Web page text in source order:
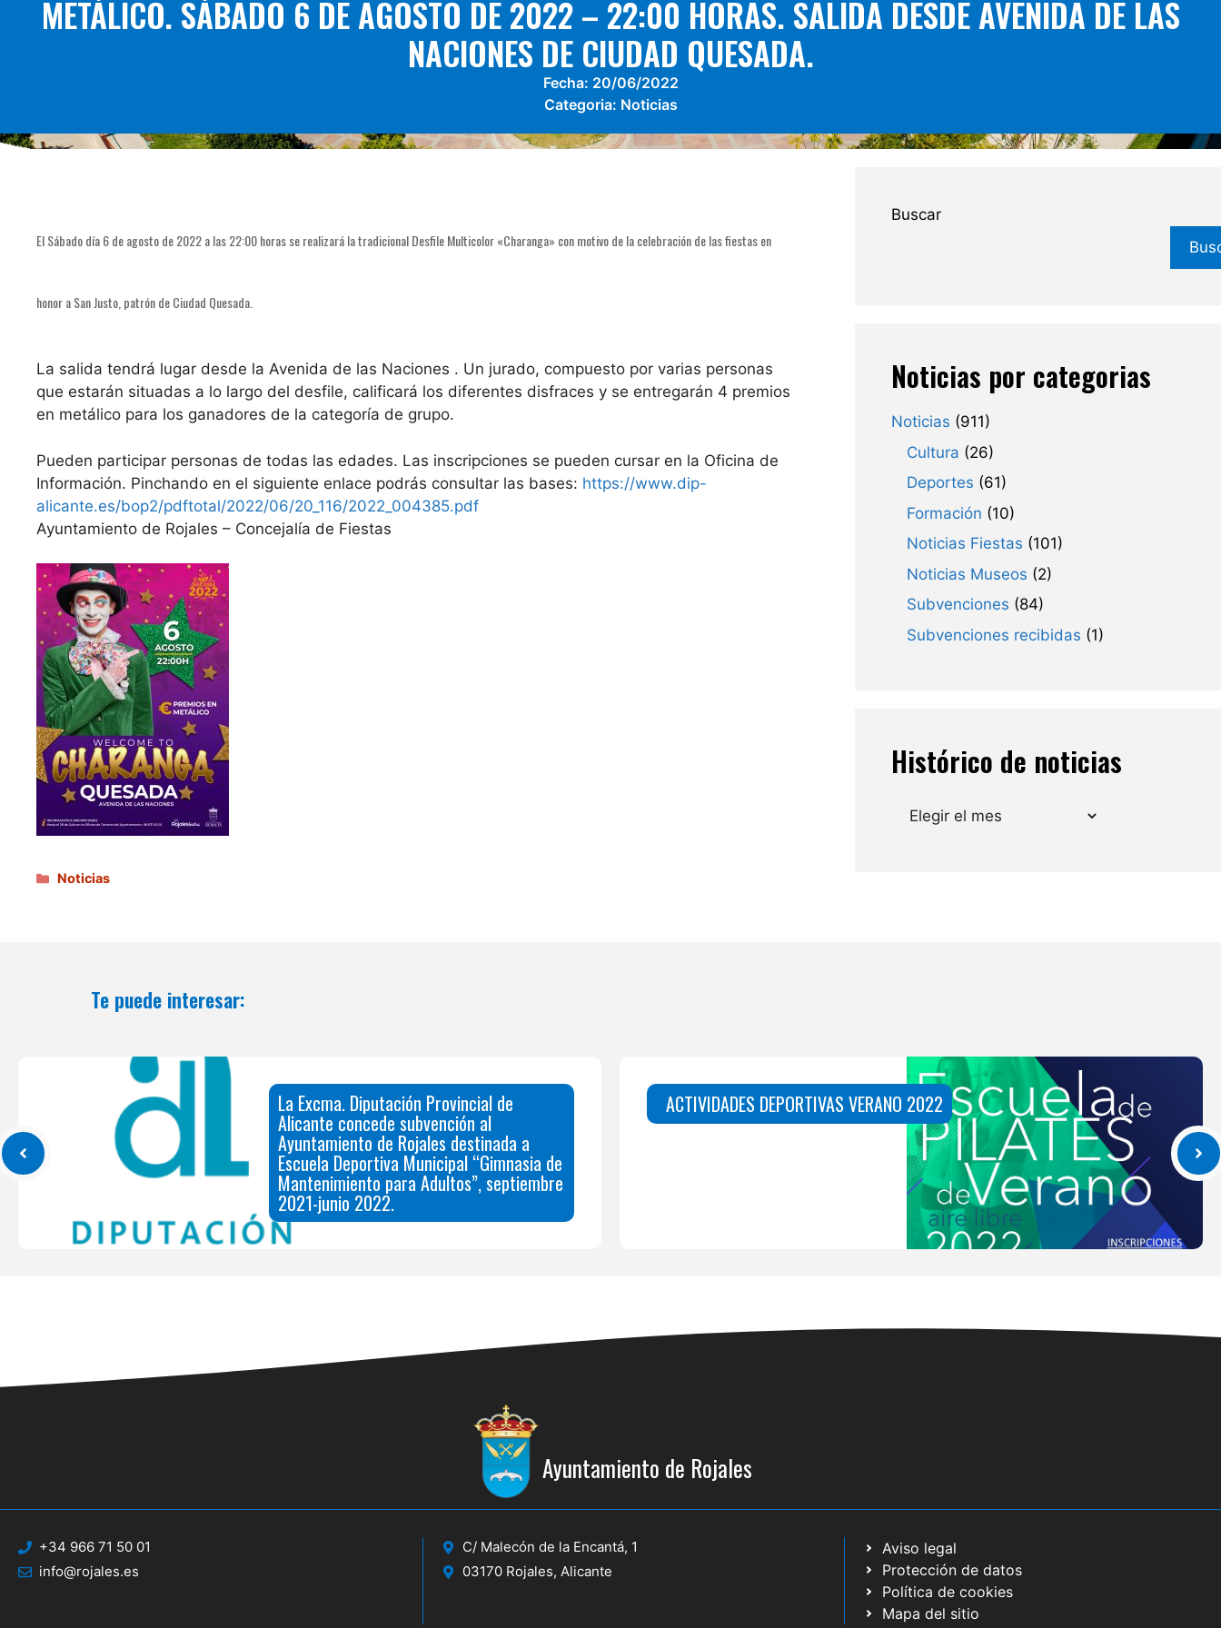
METÁLICO. SÁBADO 6 DE AGOSTO DE 2022 – 22:00 HORAS. SALIDA DESDE AVENIDA DE LAS
NACIONES DE CIUDAD QUESADA.
Fecha: 20/06/2022
Categoria: Noticias
El Sábado día 6 de agosto de 2022 a las 22:00 horas se realizará la tradicional Desfile Multicolor «Charanga» con motivo de la celebración de las fiestas en
honor a San Justo, patrón de Ciudad Quesada.
La salida tendrá lugar desde la Avenida de las Naciones . Un jurado, compuesto por varias personas
que estarán situadas a lo largo del desfile, calificará los diferentes disfraces y se entregarán 4 premios
en metálico para los ganadores de la categoría de grupo.
Pueden participar personas de todas las edades. Las inscripciones se pueden cursar en la Oficina de
Información. Pinchando en el siguiente enlace podrás consultar las bases: https://www.dip-
alicante.es/bop2/pdftotal/2022/06/20_116/2022_004385.pdf
Ayuntamiento de Rojales – Concejalía de Fiestas
Categorías
Noticias
Buscar
Noticias por categorias
Noticias (911)
Cultura (26)
Deportes (61)
Formación (10)
Noticias Fiestas (101)
Noticias Museos (2)
Subvenciones (84)
Subvenciones recibidas (1)
Histórico de noticias
Archivos
Te puede interesar:
La Excma. Diputación Provincial de
Alicante concede subvención al
Ayuntamiento de Rojales destinada a
Escuela Deportiva Municipal “Gimnasia de
Mantenimiento para Adultos”, septiembre
2021-junio 2022.
ACTIVIDADES DEPORTIVAS VERANO 2022
Ayuntamiento de Rojales
+34 966 71 50 01
info@rojales.es
C/ Malecón de la Encantá, 1
03170 Rojales, Alicante
Aviso legal
Protección de datos
Política de cookies
Mapa del sitio